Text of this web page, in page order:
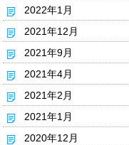
2022年1月
2021年12月
2021年9月
2021年4月
2021年2月
2021年1月
2020年12月